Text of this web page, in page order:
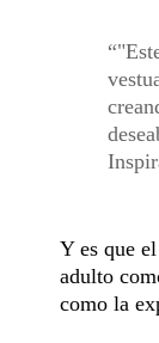
Y es que
adulto
como la